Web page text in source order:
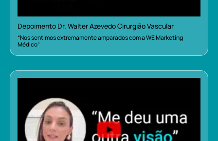
Depoimento Dr. Walter Azevedo Cirurgião Vascular
“Nos sentimos extremamente amparados com a WE Marketing
Médico”